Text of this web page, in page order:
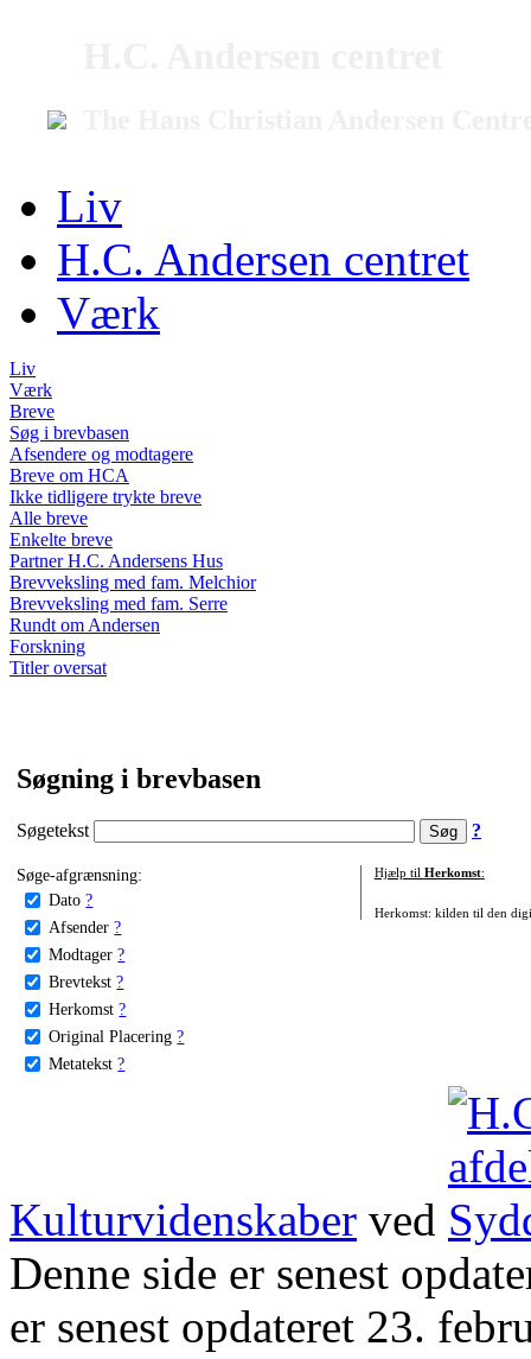
Liv
H.C. Andersen centret
Værk
Liv
Værk
Breve
Søg i brevbasen
Afsendere og modtagere
Breve om HCA
Ikke tidligere trykte breve
Alle breve
Enkelte breve
Partner H.C. Andersens Hus
Brevveksling med fam. Melchior
Brevveksling med fam. Serre
Rundt om Andersen
Forskning
Titler oversat
Søgning i brevbasen
Søgetekst ?
Søge-afgrænsning:
Dato ?
Afsender ?
Modtager ?
Brevtekst ?
Herkomst ?
Original Placering ?
Metatekst ?
Hjælp til Herkomst:
Herkomst: kilden til den
Kulturvidenskaber ved
Denne side er senest
er senest opdateret 23.